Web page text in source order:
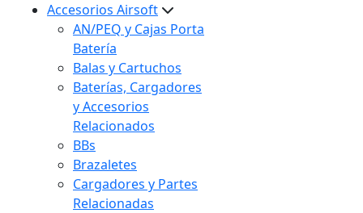
Accesorios Airsoft
AN/PEQ y Cajas Porta
Batería
Balas y Cartuchos
Baterías, Cargadores
y Accesorios
Relacionados
BBs
Brazaletes
Cargadores y Partes
Relacionadas